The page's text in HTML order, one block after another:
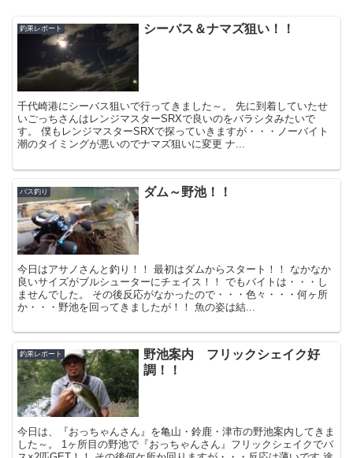
釣果レポート シーバス＆ナマズ狙い！！
千代崎港にシーバス狙いで行ってきました～。 先に到着していたせ
いごっちさんはレンジマスターSRXで良いのをバラシタみたいで
す。 僕もレンジマスターSRXで探っていきますが・・・ノーバイト
潮のタイミングが悪いのでナマズ狙いに変更 ナ...
バス釣り ダム～野池！！
今日はアサノさんと釣り！！ 最初はダムからスタート！！ なかなか
良いサイズがブルシューターにチェイス！！ でもバイトは・・・し
ませんでした。 その後反応がなかったので・・・色々・・・何ヶ所
か・・・野池を回ってきましたが！！ 魚の姿は結...
釣果レポート
野池案内 フリックシェイク好
調！！
今日は、『おっちゃんさん』を亀山・鈴鹿・津市の野池案内してきま
した～。 1ヶ所目の野池で『おっちゃんさん』フリックシェイクでバ